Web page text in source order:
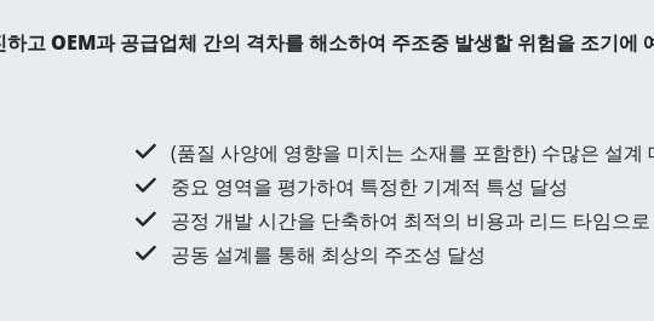
하고 OEM과 공급업체 간의 격차를 해소하여 주조중 발생할 위험을 조기에
(품질 사양에 영향을 미치는 소재를 포함한) 수많은 설계
중요 영역을 평가하여 특정한 기계적 특성 달성
공정 개발 시간을 단축하여 최적의 비용과 리드 타임으
공동 설계를 통해 최상의 주조성 달성